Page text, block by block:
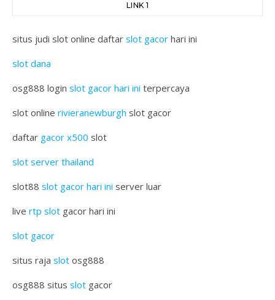
LINK 1
situs judi slot online daftar slot gacor hari ini
slot dana
osg888 login slot gacor hari ini terpercaya
slot online rivieranewburgh slot gacor
daftar gacor x500 slot
slot server thailand
slot88 slot gacor hari ini server luar
live rtp slot gacor hari ini
slot gacor
situs raja slot osg888
osg888 situs slot gacor